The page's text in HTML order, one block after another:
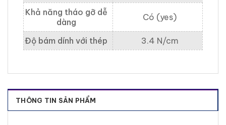
THÔNG TIN SẢN PHẨM
Khả năng tháo gỡ dễ
dàng
Có (yes)
Độ bám dính với thép 3.4 N/cm